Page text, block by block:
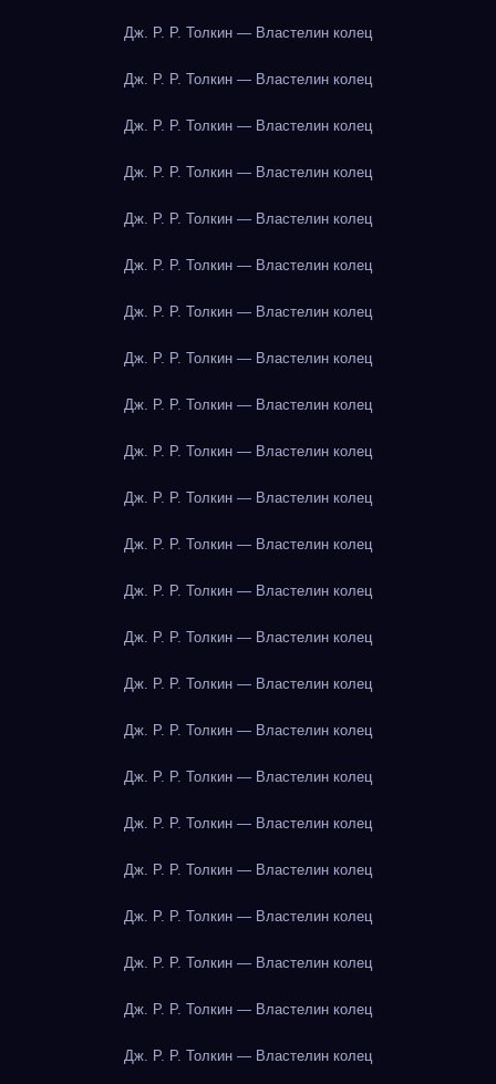
Дж. Р. Р. Толкин — Властелин колец
Дж. Р. Р. Толкин — Властелин колец
Дж. Р. Р. Толкин — Властелин колец
Дж. Р. Р. Толкин — Властелин колец
Дж. Р. Р. Толкин — Властелин колец
Дж. Р. Р. Толкин — Властелин колец
Дж. Р. Р. Толкин — Властелин колец
Дж. Р. Р. Толкин — Властелин колец
Дж. Р. Р. Толкин — Властелин колец
Дж. Р. Р. Толкин — Властелин колец
Дж. Р. Р. Толкин — Властелин колец
Дж. Р. Р. Толкин — Властелин колец
Дж. Р. Р. Толкин — Властелин колец
Дж. Р. Р. Толкин — Властелин колец
Дж. Р. Р. Толкин — Властелин колец
Дж. Р. Р. Толкин — Властелин колец
Дж. Р. Р. Толкин — Властелин колец
Дж. Р. Р. Толкин — Властелин колец
Дж. Р. Р. Толкин — Властелин колец
Дж. Р. Р. Толкин — Властелин колец
Дж. Р. Р. Толкин — Властелин колец
Дж. Р. Р. Толкин — Властелин колец
Дж. Р. Р. Толкин — Властелин колец